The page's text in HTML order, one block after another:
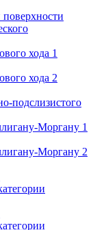
поверхности
хода 1
хода 2
подслизистого
Моргану 1
Моргану 2